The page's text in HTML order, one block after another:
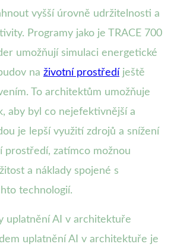
vyšší úrovně udržitelnosti a
Programy jako je TRACE 700
umožňují simulaci energetické
na životní prostředí ještě
To architektům umožňuje
aby byl co nejefektivnější a
je lepší využití zdrojů a snížení
prostředí, zatímco možnou
a náklady spojené s
technologií.
uplatnění AI v architektuře
uplatnění AI v architektuře je